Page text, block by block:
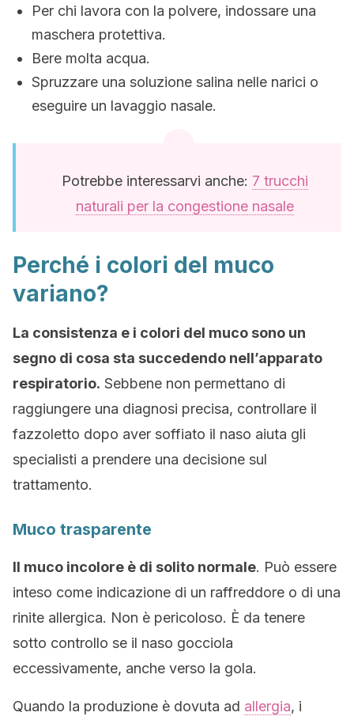
Per chi lavora con la polvere, indossare una
maschera protettiva.
Bere molta acqua.
Spruzzare una soluzione salina nelle narici o
eseguire un lavaggio nasale.
Potrebbe interessarvi anche: 7 trucchi
naturali per la congestione nasale
Perché i colori del muco
variano?
La consistenza e i colori del muco sono un
segno di cosa sta succedendo nell’apparato
respiratorio. Sebbene non permettano di
raggiungere una diagnosi precisa, controllare il
fazzoletto dopo aver soffiato il naso aiuta gli
specialisti a prendere una decisione sul
trattamento.
Muco trasparente
Il muco incolore è di solito normale. Può essere
inteso come indicazione di un raffreddore o di una
rinite allergica. Non è pericoloso. È da tenere
sotto controllo se il naso gocciola
eccessivamente, anche verso la gola.
Quando la produzione è dovuta ad allergia, i